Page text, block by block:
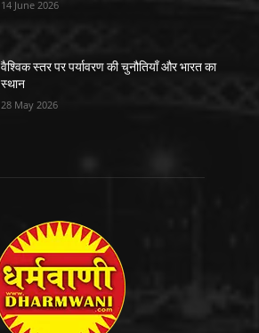
14 June 2026
वैश्विक स्तर पर पर्यावरण की चुनौतियाँ और भारत का
स्थान
28 May 2026